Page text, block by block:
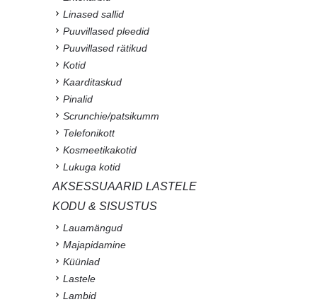
Linased sallid
Puuvillased pleedid
Puuvillased rätikud
Kotid
Kaarditaskud
Pinalid
Scrunchie/patsikumm
Telefonikott
Kosmeetikakotid
Lukuga kotid
AKSESSUAARID LASTELE
KODU & SISUSTUS
Lauamängud
Majapidamine
Küünlad
Lastele
Lambid